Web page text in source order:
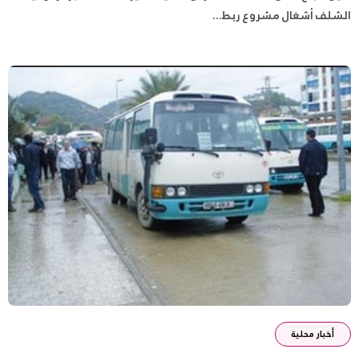
الشلف أشغال مشروع ربط...
أخبار محلية